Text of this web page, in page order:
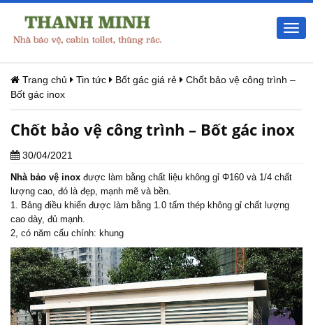
Trang chủ Tin tức Bốt gác giá rẻ
Chốt bảo vệ công trình –
Bốt gác inox
Chốt bảo vệ công trình – Bốt gác inox
30/04/2021
Nhà bảo vệ inox được làm bằng chất liệu không gỉ Φ160 và 1/4 chất
lượng cao, đó là đẹp, mạnh mẽ và bền.
1. Bảng điều khiển được làm bằng 1.0 tấm thép không gỉ chất lượng
cao dày, đủ mạnh.
2, có năm cấu chính: khung